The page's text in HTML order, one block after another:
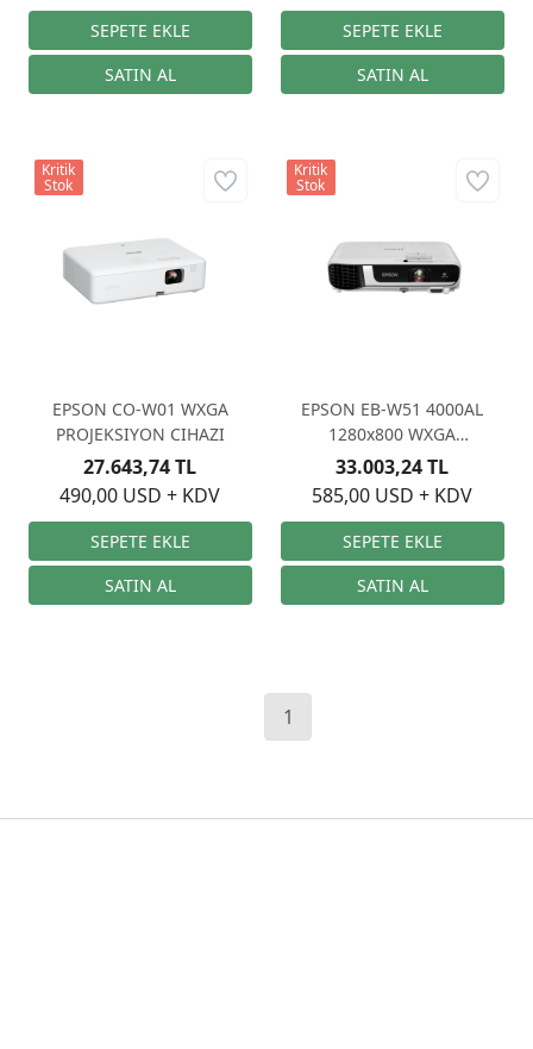
EPSON CO-W01 WXGA
PROJEKSIYON CIHAZI
490,00 USD + KDV
27.643,74 TL
Kritik
Stok
EPSON EB-W51 4000AL
1280x800 WXGA
PROJEKSİYON
585,00 USD + KDV
33.003,24 TL
Kritik
Stok
1